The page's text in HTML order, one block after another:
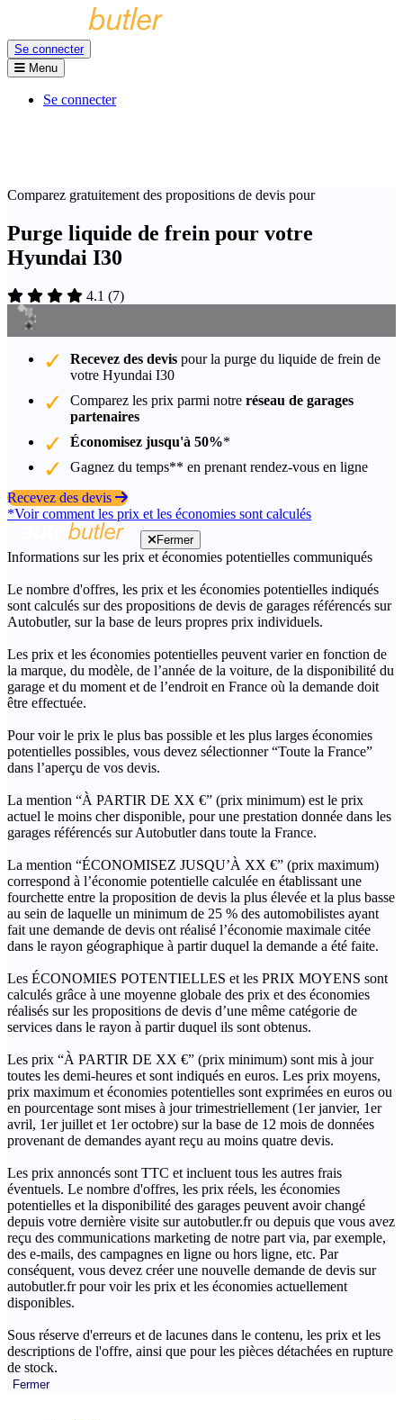
Se connecter
Menu
Se connecter
Comparez gratuitement des propositions de devis pour
Purge liquide de frein pour votre
Hyundai I30
4.1 (7)
Recevez des devis pour la purge du liquide de frein de
votre Hyundai I30
Comparez les prix parmi notre réseau de garages
partenaires
Économisez jusqu'à 50%*
Gagnez du temps** en prenant rendez-vous en ligne
Recevez des devis
*Voir comment les prix et les économies sont calculés
Fermer
Informations sur les prix et économies potentielles communiqués
Le nombre d'offres, les prix et les économies potentielles indiqués
sont calculés sur des propositions de devis de garages référencés sur
Autobutler, sur la base de leurs propres prix individuels.
Les prix et les économies potentielles peuvent varier en fonction de
la marque, du modèle, de l’année de la voiture, de la disponibilité du
garage et du moment et de l’endroit en France où la demande doit
être effectuée.
Pour voir le prix le plus bas possible et les plus larges économies
potentielles possibles, vous devez sélectionner “Toute la France”
dans l’aperçu de vos devis.
La mention “À PARTIR DE XX €” (prix minimum) est le prix
actuel le moins cher disponible, pour une prestation donnée dans les
garages référencés sur Autobutler dans toute la France.
La mention “ÉCONOMISEZ JUSQU’À XX €” (prix maximum)
correspond à l’économie potentielle calculée en établissant une
fourchette entre la proposition de devis la plus élevée et la plus basse
au sein de laquelle un minimum de 25 % des automobilistes ayant
fait une demande de devis ont réalisé l’économie maximale citée
dans le rayon géographique à partir duquel la demande a été faite.
Les ÉCONOMIES POTENTIELLES et les PRIX MOYENS sont
calculés grâce à une moyenne globale des prix et des économies
réalisés sur les propositions de devis d’une même catégorie de
services dans le rayon à partir duquel ils sont obtenus.
Les prix “À PARTIR DE XX €” (prix minimum) sont mis à jour
toutes les demi-heures et sont indiqués en euros. Les prix moyens,
prix maximum et économies potentielles sont exprimées en euros ou
en pourcentage sont mises à jour trimestriellement (1er janvier, 1er
avril, 1er juillet et 1er octobre) sur la base de 12 mois de données
provenant de demandes ayant reçu au moins quatre devis.
Les prix annoncés sont TTC et incluent tous les autres frais
éventuels. Le nombre d'offres, les prix réels, les économies
potentielles et la disponibilité des garages peuvent avoir changé
depuis votre dernière visite sur autobutler.fr ou depuis que vous avez
reçu des communications marketing de notre part via, par exemple,
des e-mails, des campagnes en ligne ou hors ligne, etc. Par
conséquent, vous devez créer une nouvelle demande de devis sur
autobutler.fr pour voir les prix et les économies actuellement
disponibles.
Sous réserve d'erreurs et de lacunes dans le contenu, les prix et les
descriptions de l'offre, ainsi que pour les pièces détachées en rupture
de stock.
Fermer